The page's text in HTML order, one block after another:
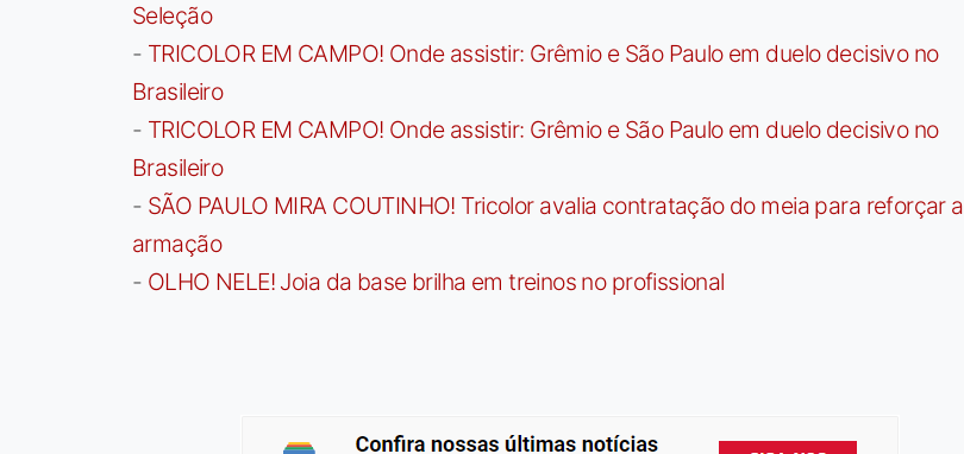
Seleção
- TRICOLOR EM CAMPO! Onde assistir: Grêmio e São Paulo em duelo decisivo no
Brasileiro
- TRICOLOR EM CAMPO! Onde assistir: Grêmio e São Paulo em duelo decisivo no
Brasileiro
- SÃO PAULO MIRA COUTINHO! Tricolor avalia contratação do meia para reforçar a
armação
- OLHO NELE! Joia da base brilha em treinos no profissional